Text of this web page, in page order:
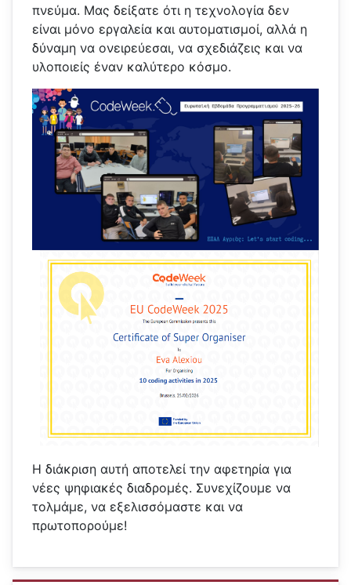
πνεύμα. Μας δείξατε ότι η τεχνολογία δεν
είναι μόνο εργαλεία και αυτοματισμοί, αλλά η
δύναμη να ονειρεύεσαι, να σχεδιάζεις και να
υλοποιείς έναν καλύτερο κόσμο.
Η διάκριση αυτή αποτελεί την αφετηρία για
νέες ψηφιακές διαδρομές. Συνεχίζουμε να
τολμάμε, να εξελισσόμαστε και να
πρωτοπορούμε!